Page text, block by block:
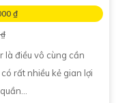
₫
là điều vô cùng cần
rất nhiều kẻ gian lợi